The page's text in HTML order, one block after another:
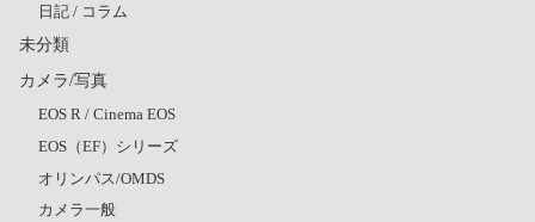
日記 / コラム
未分類
カメラ/写真
EOS R / Cinema EOS
EOS（EF）シリーズ
オリンパス/OMDS
カメラ一般